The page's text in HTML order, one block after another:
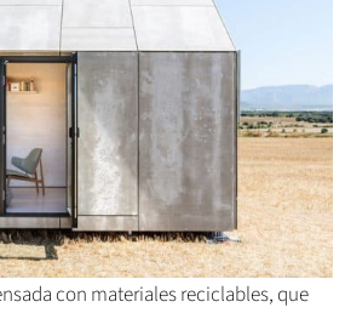
con materiales reciclables, que